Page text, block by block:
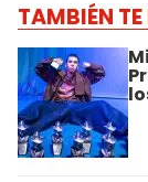
TAMBIÉN TE